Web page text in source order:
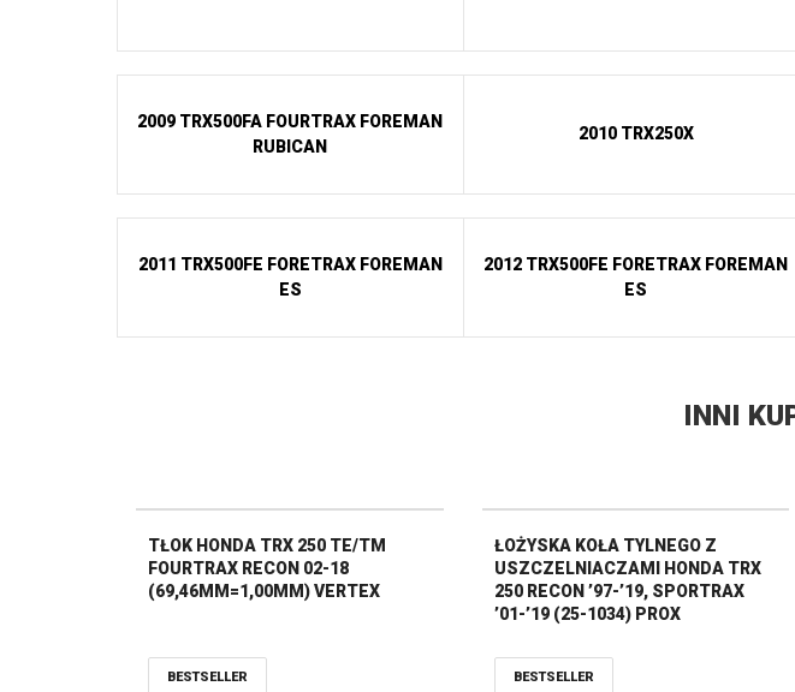
2009 TRX500FA FOURTRAX FOREMAN
RUBICAN
2010 TRX250X
2011 TRX500FE FORETRAX FOREMAN
ES
2012 TRX500FE FORETRAX FOREMAN
ES
INNI
TŁOK HONDA TRX 250 TE/TM
FOURTRAX RECON 02-18
(69,46MM=1,00MM) VERTEX
BESTSELLER
ŁOŻYSKA KOŁA TYLNEGO Z
USZCZELNIACZAMI HONDA TRX
250 RECON ’97-’19, SPORTRAX
’01-’19 (25-1034) PROX
BESTSELLER